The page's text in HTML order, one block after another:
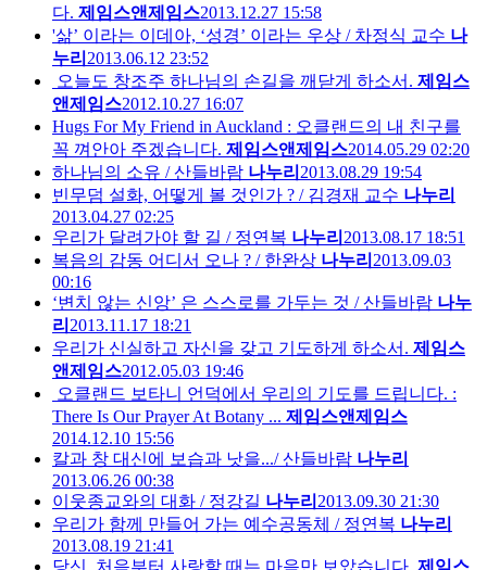
다. 제임스앤제임스2013.12.27 15:58
'삶’ 이라는 이데아, ‘성경’ 이라는 우상 / 차정식 교수 나
누리 2013.06.12 23:52
오늘도 창조주 하나님의 손길을 깨닫게 하소서. 제임스
앤제임스2012.10.27 16:07
Hugs For My Friend in Auckland : 오클랜드의 내 친구를
꼭 껴안아 주겠습니다. 제임스앤제임스2014.05.29 02:20
하나님의 소유 / 산들바람 나누리 2013.08.29 19:54
빈무덤 설화, 어떻게 볼 것인가 ? / 김경재 교수 나누리
2013.04.27 02:25
우리가 달려가야 할 길 / 정연복 나누리 2013.08.17 18:51
복음의 감동 어디서 오나 ? / 한완상 나누리 2013.09.03
00:16
‘변치 않는 신앙’ 은 스스로를 가두는 것 / 산들바람 나누
리 2013.11.17 18:21
우리가 신실하고 자신을 갖고 기도하게 하소서. 제임스
앤제임스2012.05.03 19:46
오클랜드 보타니 언덕에서 우리의 기도를 드립니다. :
There Is Our Prayer At Botany ... 제임스앤제임스
2014.12.10 15:56
칼과 창 대신에 보습과 낫을.../ 산들바람 나누리
2013.06.26 00:38
이웃종교와의 대화 / 정강길 나누리 2013.09.30 21:30
우리가 함께 만들어 가는 예수공동체 / 정연복 나누리
2013.08.19 21:41
당신, 처음부터 사랑할 때는 마음만 보았습니다. 제임스